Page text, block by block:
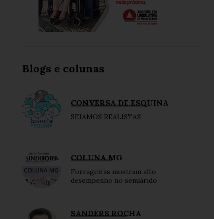
Blogs e colunas
CONVERSA DE ESQUINA
SEJAMOS REALISTAS
COLUNA MG
Forrageiras mostram alto
desempenho no semiárido
SANDERS ROCHA